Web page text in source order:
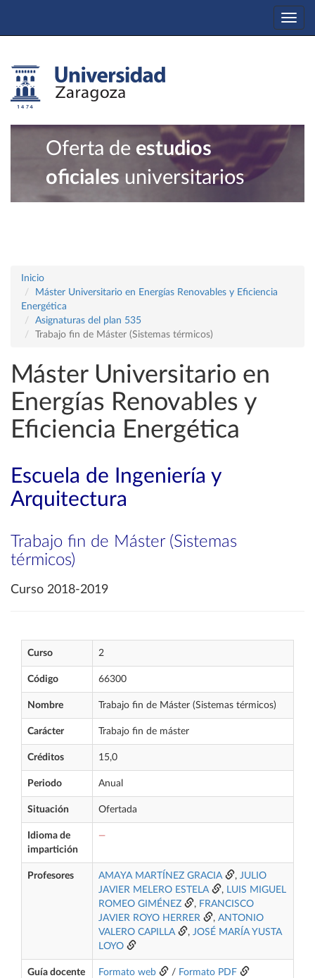
Oferta de estudios
oficiales universitarios
Inicio
Máster Universitario en Energías Renovables y Eficiencia
Energética
Asignaturas del plan 535
Trabajo fin de Máster (Sistemas térmicos)
Máster Universitario en
Energías Renovables y
Eficiencia Energética
Escuela de Ingeniería y
Arquitectura
Trabajo fin de Máster (Sistemas
térmicos)
Curso 2018-2019
Curso 2
Código 66300
Nombre Trabajo fin de Máster (Sistemas térmicos)
Carácter Trabajo fin de máster
Créditos 15,0
Periodo Anual
Situación Ofertada
Idioma de
impartición
—
Profesores AMAYA MARTÍNEZ GRACIA , JULIO
JAVIER MELERO ESTELA
, LUIS MIGUEL
ROMEO GIMÉNEZ
, FRANCISCO
JAVIER ROYO HERRER
, ANTONIO
VALERO CAPILLA
, JOSÉ MARÍA YUSTA
LOYO
Guía docente Formato web / Formato PDF